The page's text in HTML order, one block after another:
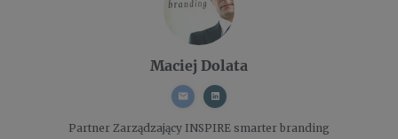
Maciej Dolata
Partner Zarządzający INSPIRE smarter branding